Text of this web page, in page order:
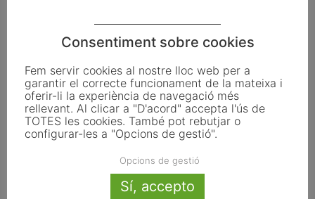
Patrimoni Mundial
presentació promoció turisme cultural
Consentiment sobre cookies
Fem servir cookies al nostre lloc web per a
garantir el correcte funcionament de la mateixa i
oferir-li la experiència de navegació més
rellevant. Al clicar a "D'acord" accepta l'ús de
TOTES les cookies. També pot rebutjar o
configurar-les a "Opcions de gestió".
Opcions de gestió
Sí, accepto